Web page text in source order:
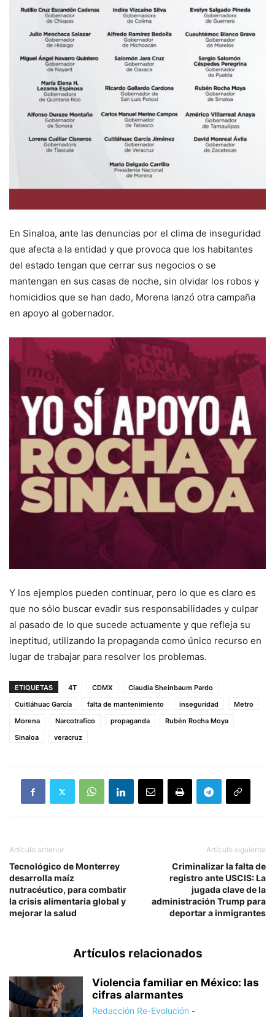
En Sinaloa, ante las denuncias por el clima de inseguridad
que afecta a la entidad y que provoca que los habitantes
del estado tengan que cerrar sus negocios o se
mantengan en sus casas de noche, sin olvidar los robos y
homicidios que se han dado, Morena lanzó otra campaña
en apoyo al gobernador.
Y los ejemplos pueden continuar, pero lo que es claro es
que no sólo buscar evadir sus responsabilidades y culpar
al pasado de lo que sucede actuamente y que refleja su
ineptitud, utilizando la propaganda como único recurso en
lugar de trabajar para resolver los problemas.
ETIQUETAS 4T CDMX
Claudia Sheinbaum Pardo
Cuitláhuac García
falta de mantenimiento inseguridad
Metro
Morena
Narcotrafico propaganda
Rubén Rocha Moya
Sinaloa
veracruz
Artículo anterior
Tecnológico de Monterrey
desarrolla maíz
nutracéutico, para combatir
la crisis alimentaria global y
mejorar la salud
Artículo siguiente
Criminalizar la falta de
registro ante USCIS: La
jugada clave de la
administración Trump para
deportar a inmigrantes
Artículos relacionados
Violencia familiar en México: las
cifras alarmantes
Redacción Re-Evolución -